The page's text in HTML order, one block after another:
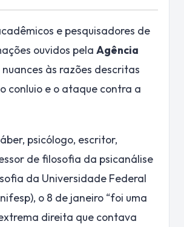
e pesquisadores de
ouvidos pela Agência
às razões descritas
conluio e o ataque contra a
psicólogo, escritor,
de filosofia da psicanálise
da Universidade Federal
o 8 de janeiro “foi uma
direita que contava